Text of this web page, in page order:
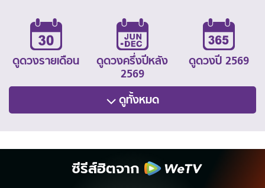
ดูดวงรายเดือน
ดูดวงครึ่งปีหลัง
2569
ดูดวงปี 2569
ดูทั้งหมด
ซีรีส์ฮิตจาก